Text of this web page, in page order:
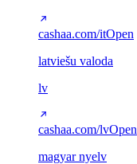
cashaa.com/itOpen
latviešu valoda
lv
cashaa.com/lvOpen
magyar nyelv